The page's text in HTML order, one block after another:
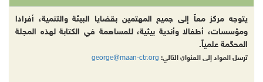
يتوجه مركز معاً إلى جميع المهتمين بقضايا البيئة والتنمية، أفرادا
ومؤسسات، أطفالا وأندية بيئية، للمساهمة في الكتابة لهذه المجلة
المحكّمة علمياً.
ترسل المواد إلى العنوان التالي: george@maan-ctr.org